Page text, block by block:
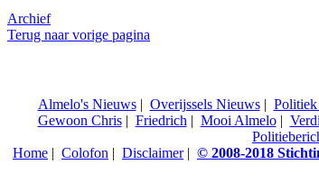
Archief
Terug naar vorige pagina
Almelo's Nieuws| Overijssels Nieuws|
Gewoon Chris| Friedrich| Mooi Almelo|
Home | Colofon | Disclaimer| © 2008-2018